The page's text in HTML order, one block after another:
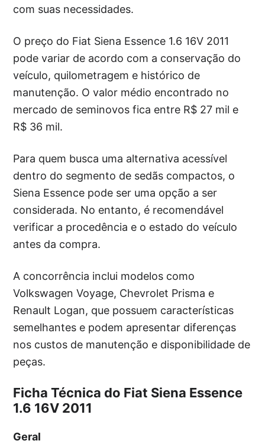
com suas necessidades.
O preço do Fiat Siena Essence 1.6 16V 2011
pode variar de acordo com a conservação do
veículo, quilometragem e histórico de
manutenção. O valor médio encontrado no
mercado de seminovos fica entre R$ 27 mil e
R$ 36 mil.
Para quem busca uma alternativa acessível
dentro do segmento de sedãs compactos, o
Siena Essence pode ser uma opção a ser
considerada. No entanto, é recomendável
verificar a procedência e o estado do veículo
antes da compra.
A concorrência inclui modelos como
Volkswagen Voyage, Chevrolet Prisma e
Renault Logan, que possuem características
semelhantes e podem apresentar diferenças
nos custos de manutenção e disponibilidade de
peças.
Ficha Técnica do Fiat Siena Essence
1.6 16V 2011
Geral